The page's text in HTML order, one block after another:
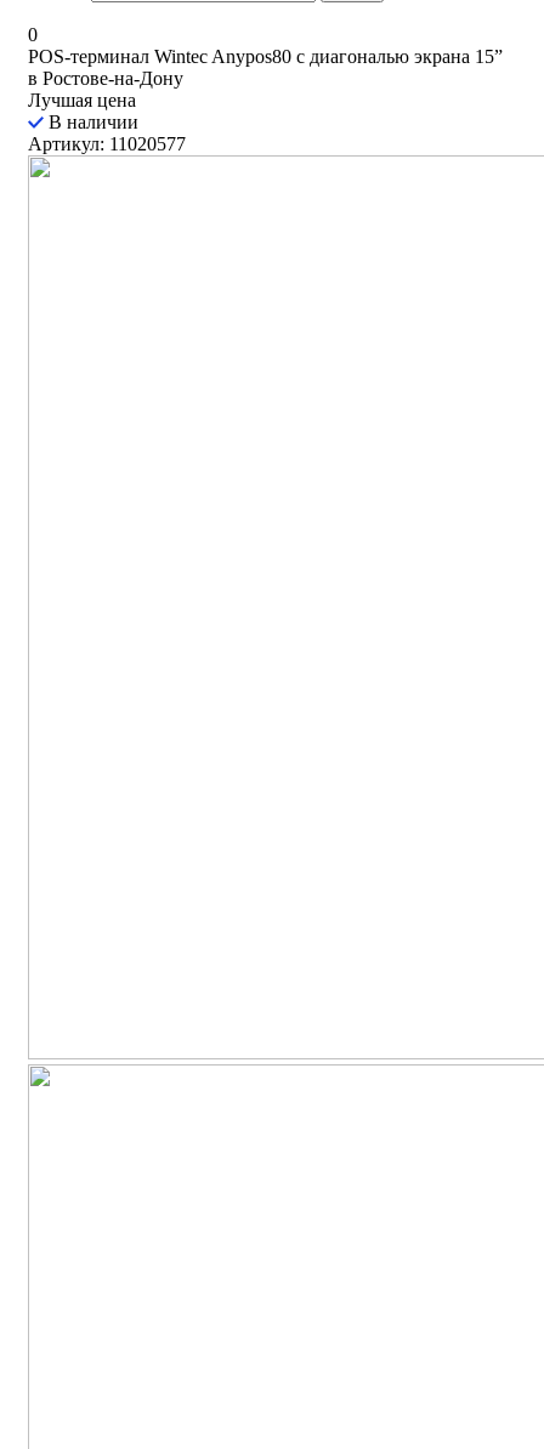
0
POS-терминал Wintec Anypos80 с диагональю экрана 15” ​
в Ростове-на-Дону
Лучшая цена
В наличии
Артикул: 11020577